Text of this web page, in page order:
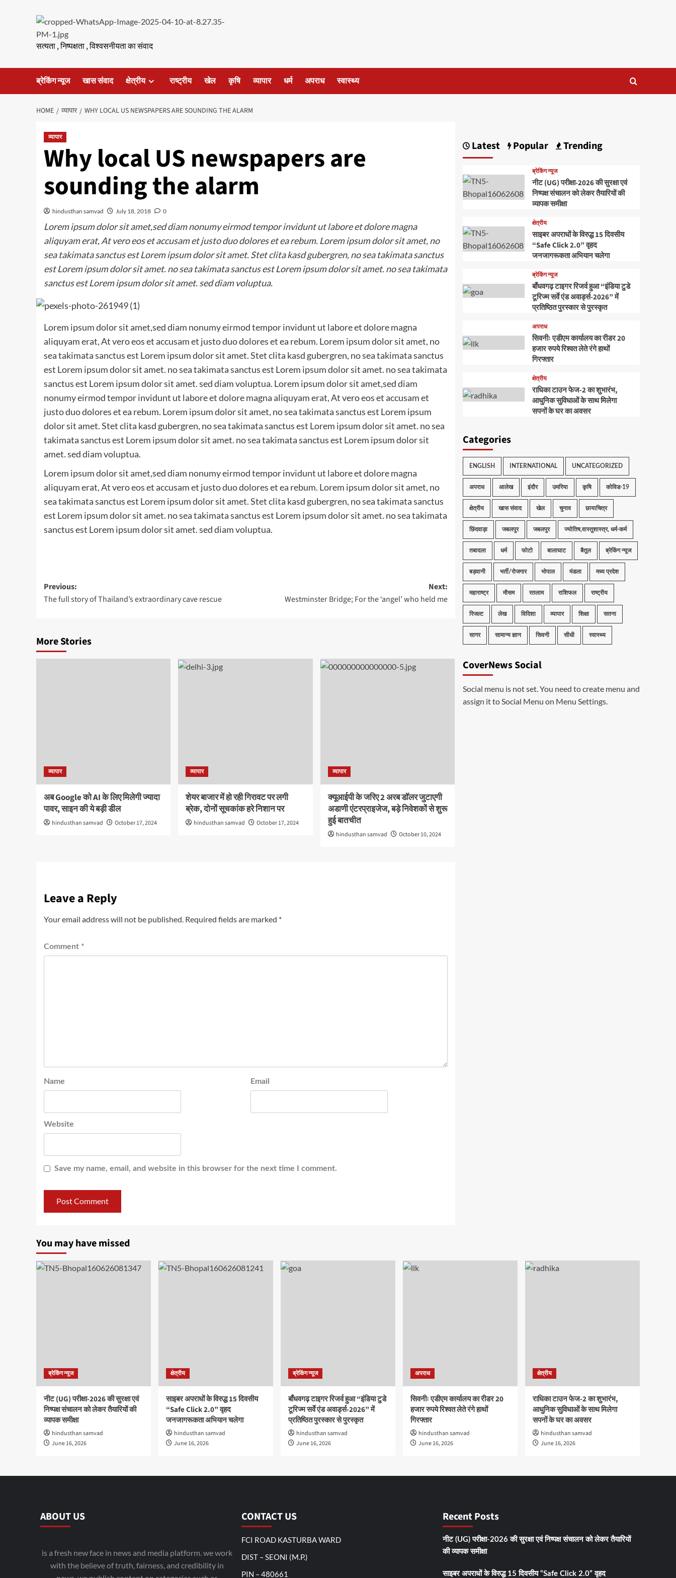
सत्यता , निष्पक्षता , विश्वसनीयता का संवाद
ब्रेकिंग न्यूज खास संवाद क्षेत्रीय राष्ट्रीय खेल कृषि व्यापार धर्म अपराध स्वास्थ्य
HOME व्यापार WHY LOCAL US NEWSPAPERS ARE SOUNDING THE ALARM
व्यापार
Why local US newspapers are
sounding the alarm
hindusthan samvad July 18, 2018 0
Lorem ipsum dolor sit amet,sed diam nonumy eirmod tempor invidunt ut labore et dolore magna
aliquyam erat, At vero eos et accusam et justo duo dolores et ea rebum. Lorem ipsum dolor sit amet, no
sea takimata sanctus est Lorem ipsum dolor sit amet. Stet clita kasd gubergren, no sea takimata sanctus
est Lorem ipsum dolor sit amet. no sea takimata sanctus est Lorem ipsum dolor sit amet. no sea takimata
sanctus est Lorem ipsum dolor sit amet. sed diam voluptua.
Lorem ipsum dolor sit amet,sed diam nonumy eirmod tempor invidunt ut labore et dolore magna
aliquyam erat, At vero eos et accusam et justo duo dolores et ea rebum. Lorem ipsum dolor sit amet, no
sea takimata sanctus est Lorem ipsum dolor sit amet. Stet clita kasd gubergren, no sea takimata sanctus
est Lorem ipsum dolor sit amet. no sea takimata sanctus est Lorem ipsum dolor sit amet. no sea takimata
sanctus est Lorem ipsum dolor sit amet. sed diam voluptua. Lorem ipsum dolor sit amet,sed diam
nonumy eirmod tempor invidunt ut labore et dolore magna aliquyam erat, At vero eos et accusam et
justo duo dolores et ea rebum. Lorem ipsum dolor sit amet, no sea takimata sanctus est Lorem ipsum
dolor sit amet. Stet clita kasd gubergren, no sea takimata sanctus est Lorem ipsum dolor sit amet. no sea
takimata sanctus est Lorem ipsum dolor sit amet. no sea takimata sanctus est Lorem ipsum dolor sit
amet. sed diam voluptua.
Lorem ipsum dolor sit amet,sed diam nonumy eirmod tempor invidunt ut labore et dolore magna
aliquyam erat, At vero eos et accusam et justo duo dolores et ea rebum. Lorem ipsum dolor sit amet, no
sea takimata sanctus est Lorem ipsum dolor sit amet. Stet clita kasd gubergren, no sea takimata sanctus
est Lorem ipsum dolor sit amet. no sea takimata sanctus est Lorem ipsum dolor sit amet. no sea takimata
sanctus est Lorem ipsum dolor sit amet. sed diam voluptua.
Post
navigation
Previous:
The full story of Thailand’s extraordinary cave rescue
Next:
Westminster Bridge; For the ‘angel’ who held me
More Stories
व्यापार
अब Google को AI के लिए मिलेगी ज्यादा
पावर, साइन की ये बड़ी डील
hindusthan samvad October 17, 2024
व्यापार
शेयर बाजार में हो रही गिरावट पर लगी
ब्रेक, दोनों सूचकांक हरे निशान पर
hindusthan samvad October 17, 2024
व्यापार
क्यूआईपी के जरिए 2 अरब डॉलर जुटाएगी
अडाणी एंटरप्राइजेज, बड़े निवेशकों से शुरू
हुई बातचीत
hindusthan samvad October 10, 2024
Leave a Reply
Your email address will not be published. Required fields are marked *
Comment *
Name Email
Website
Save my name, email, and website in this browser for the next time I comment.
Latest Popular Trending
ब्रेकिंग न्यूज
नीट (UG) परीक्षा-2026 की सुरक्षा एवं
निष्पक्ष संचालन को लेकर तैयारियों की
व्यापक समीक्षा
क्षेत्रीय
साइबर अपराधों के विरुद्ध 15 दिवसीय
“Safe Click 2.0” वृहद
जनजागरूकता अभियान चलेगा
ब्रेकिंग न्यूज
बाँधवगढ़ टाइगर रिजर्व हुआ “इंडिया टुडे
टूरिज्म सर्वे एंड अवार्ड्स-2026” में
प्रतिष्ठित पुरस्कार से पुरस्कृत
अपराध
सिवनीः एडीएम कार्यालय का रीडर 20
हजार रुपये रिश्वत लेते रंगे हाथों
गिरफ्तार
क्षेत्रीय
राधिका टाउन फेज-2 का शुभारंभ,
आधुनिक सुविधाओं के साथ मिलेगा
सपनों के घर का अवसर
Categories
ENGLISH INTERNATIONAL UNCATEGORIZED
अपराध आलेख इंदौर उमरिया कृषि कोविड-19
क्षेत्रीय खास संवाद खेल चुनाव छायाचित्र
छिंदवाड़ा जबलपुर जबलपुर ज्योतिष,वास्तुशास्त्र, धर्म-कर्म
तबादला धर्म फोटो बालाघाट बैतूल ब्रेकिंग न्यूज
बड़वानी भर्ती/रोजगार भोपाल मंडला मध्य प्रदेश
महाराष्ट्र मौसम रतलाम राशिफल राष्ट्रीय
रिजल्ट लेख विदिशा व्यापार शिक्षा सतना
सागर सामान्य ज्ञान सिवनी सीधी स्वास्थ्य
CoverNews Social
Social menu is not set. You need to create menu and
assign it to Social Menu on Menu Settings.
You may have missed
ब्रेकिंग न्यूज
नीट (UG) परीक्षा-2026 की सुरक्षा एवं
निष्पक्ष संचालन को लेकर तैयारियों की
व्यापक समीक्षा
hindusthan samvad
June 16, 2026
क्षेत्रीय
साइबर अपराधों के विरुद्ध 15 दिवसीय
“Safe Click 2.0” वृहद
जनजागरूकता अभियान चलेगा
hindusthan samvad
June 16, 2026
ब्रेकिंग न्यूज
बाँधवगढ़ टाइगर रिजर्व हुआ “इंडिया टुडे
टूरिज्म सर्वे एंड अवार्ड्स-2026” में
प्रतिष्ठित पुरस्कार से पुरस्कृत
hindusthan samvad
June 16, 2026
अपराध
सिवनीः एडीएम कार्यालय का रीडर 20
हजार रुपये रिश्वत लेते रंगे हाथों
गिरफ्तार
hindusthan samvad
June 16, 2026
क्षेत्रीय
राधिका टाउन फेज-2 का शुभारंभ,
आधुनिक सुविधाओं के साथ मिलेगा
सपनों के घर का अवसर
hindusthan samvad
June 16, 2026
ABOUT US
is a fresh new face in news and media platform. we work
with the believe of truth, fairness, and credibility in
CONTACT US
FCI ROAD KASTURBA WARD
DIST – SEONI (M.P.)
PIN – 480661
Recent Posts
नीट (UG) परीक्षा-2026 की सुरक्षा एवं निष्पक्ष संचालन को लेकर तैयारियों
की व्यापक समीक्षा
साइबर अपराधों के विरुद्ध 15 दिवसीय “Safe Click 2.0” वृहद